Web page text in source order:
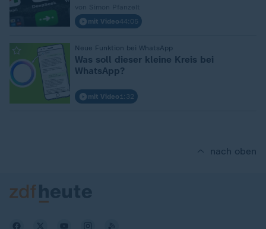
mit Video44:05
Neue Funktion bei WhatsApp
Was soll dieser kleine Kreis bei
WhatsApp?
mit Video 1:32
nach oben